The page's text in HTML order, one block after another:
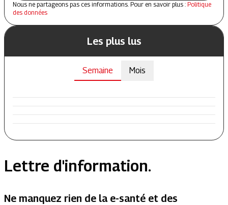
Nous ne partageons pas ces informations. Pour en savoir plus : Politique
des données
Les plus lus
Semaine Mois
Lettre d'information.
Ne manquez rien de la e-santé et des